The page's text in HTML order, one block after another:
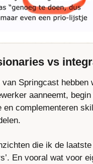
vs
van Springcast
aanneemt,
en complementeren
die ik de
En vooral wat voor